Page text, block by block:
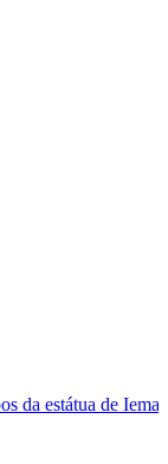
é preso em